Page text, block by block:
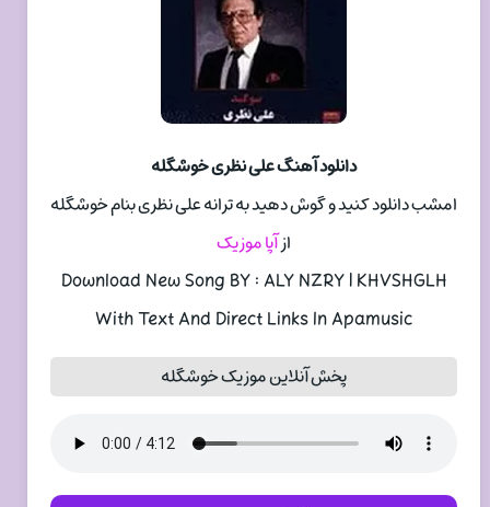
دانلود آهنگ علی نظری خوشگله
امشب دانلود کنید و گوش دهید به ترانه علی نظری بنام خوشگله
ازآپا موزیک
Download New Song BY : ALY NZRY | KHVSHGLH
With Text And Direct Links In Apamusic
پخش آنلاین موزیک خوشگله